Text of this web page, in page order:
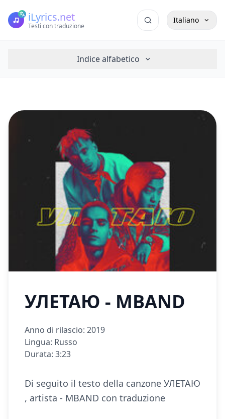
iLyrics.net
Testi con traduzione
Italiano
Indice alfabetico
УЛЕТАЮ - MBAND
Anno di rilascio: 2019
Lingua: Russo
Durata: 3:23
Di seguito il testo della canzone УЛЕТАЮ
, artista - MBAND con traduzione